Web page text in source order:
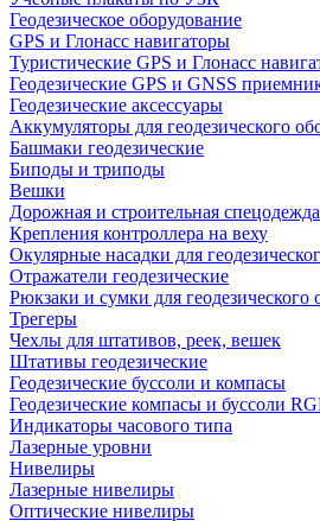
Геодезическое оборудование
GPS и Глонасс навигаторы
Туристические GPS и Глонасс
Геодезические GPS и GNSS
Геодезические аксессуары
Аккумуляторы для геодезического
Башмаки геодезические
Биподы и триподы
Вешки
Дорожная и строительная спецодежда
Крепления контроллера на веху
Окулярные насадки для
Отражатели геодезические
Рюкзаки и сумки для геодезического
Трегеры
Чехлы для штативов, реек, вешек
Штативы геодезические
Геодезические буссоли и компасы
Геодезические компасы и буссоли
Индикаторы часового типа
Лазерные уровни
Нивелиры
Лазерные нивелиры
Оптические нивелиры